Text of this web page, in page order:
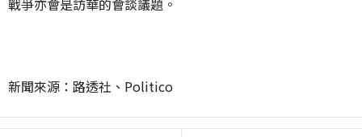
戰爭亦會是訪華的會談議題。
新聞來源：路透社、Politico